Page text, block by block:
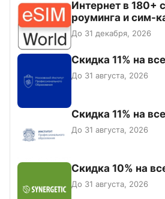
Интернет в 180+
роуминга и сим-
До 31 декабря, 2026
Скидка 11% на
До 31 августа, 2026
Скидка 11% на
До 31 августа, 2026
Скидка 10% на
До 31 августа, 2026